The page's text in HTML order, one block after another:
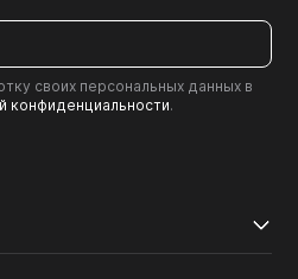
своих персональных данных в
конфиденциальности.